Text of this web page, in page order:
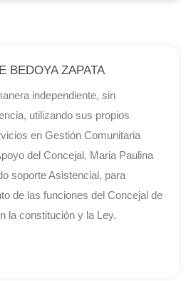
BEDOYA ZAPATA
independiente, sin
utilizando sus propios
en Gestión Comunitaria
del Concejal, Maria Paulina
soporte Asistencial, para
de las funciones del Concejal de
la constitución y la Ley.